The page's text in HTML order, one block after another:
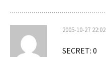
2005-10-27 22:02
SECRET: 0